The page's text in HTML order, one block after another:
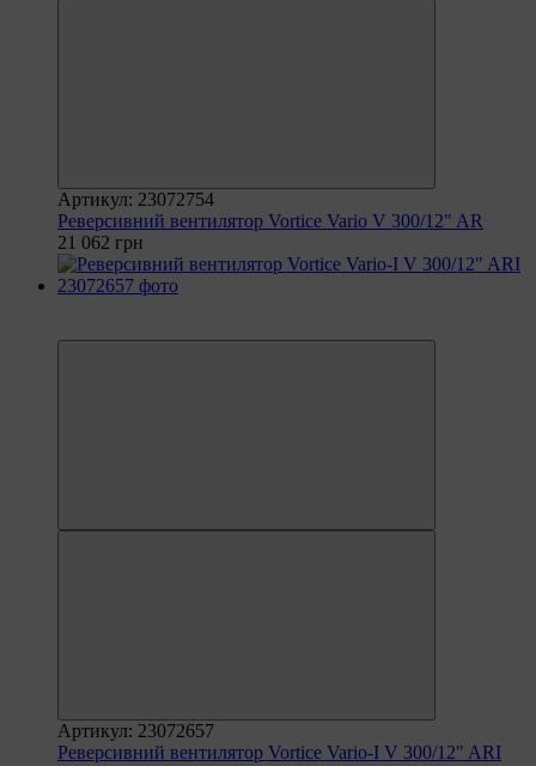
Артикул: 23072754
Реверсивний вентилятор Vortice Vario V 300/12" AR
21 062 грн
Артикул: 23072657
Реверсивний вентилятор Vortice Vario-I V 300/12" ARI